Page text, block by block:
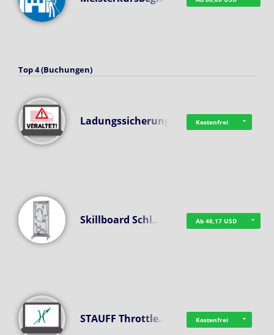
Top 4 (Buchungen)
Ladungssicherung Kostenfrei
Skillboard Schl… Ab 46,17 USD
STAUFF Throttle… Kostenfrei